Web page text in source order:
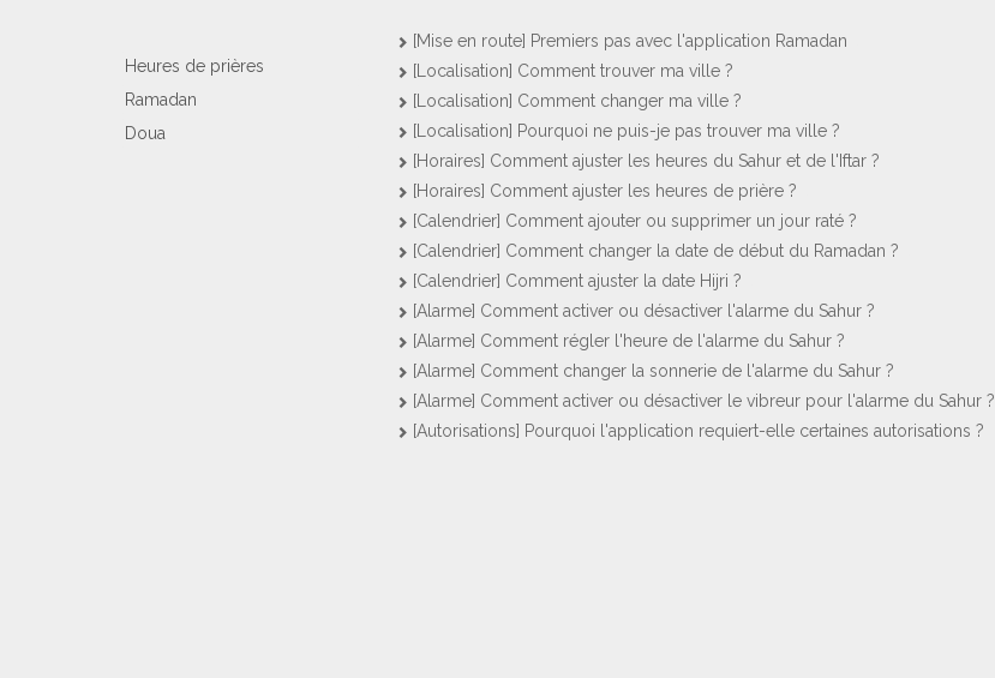
Heures de prières
Ramadan
Doua
[Mise en route] Premiers pas avec l'application Ramadan
[Localisation] Comment trouver ma ville ?
[Localisation] Comment changer ma ville ?
[Localisation] Pourquoi ne puis-je pas trouver ma ville ?
[Horaires] Comment ajuster les heures du Sahur et de l'Iftar ?
[Horaires] Comment ajuster les heures de prière ?
[Calendrier] Comment ajouter ou supprimer un jour raté ?
[Calendrier] Comment changer la date de début du Ramadan ?
[Calendrier] Comment ajuster la date Hijri ?
[Alarme] Comment activer ou désactiver l'alarme du Sahur ?
[Alarme] Comment régler l'heure de l'alarme du Sahur ?
[Alarme] Comment changer la sonnerie de l'alarme du Sahur ?
[Alarme] Comment activer ou désactiver le vibreur pour l'alarme du Sahur ?
[Autorisations] Pourquoi l'application requiert-elle certaines autorisations ?